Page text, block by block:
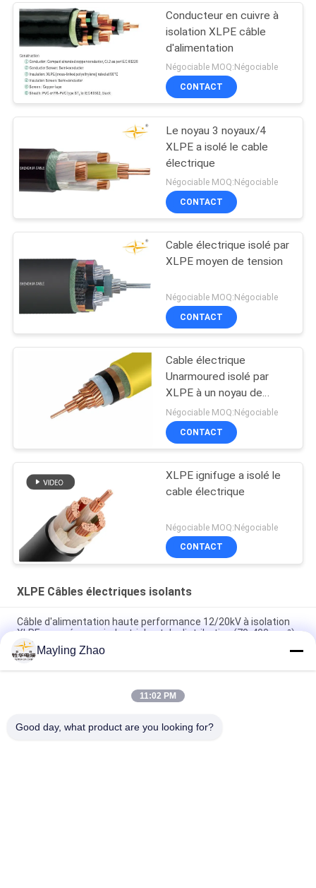
Conducteur en cuivre à
isolation XLPE câble
d'alimentation
Négociable MOQ:Négociable
CONTACT
Le noyau 3 noyaux/4
XLPE a isolé le cable
électrique
Négociable MOQ:Négociable
CONTACT
Cable électrique isolé par
XLPE moyen de tension
Négociable MOQ:Négociable
CONTACT
Cable électrique
Unarmoured isolé par
XLPE à un noyau de
tension de Middile de
cable électrique
Négociable MOQ:Négociable
CONTACT
XLPE ignifuge a isolé le
cable électrique
Négociable MOQ:Négociable
CONTACT
XLPE Câbles électriques isolants
Câble d'alimentation haute performance 12/20kV à isolation
XLPE pour réseaux industriels et de distribution (70-400mm²)
Shanghai Shenghua Cable XLPE Isolation PVC enveloppe câble
de conducteur de cuivre
Câble d'alimentation fiable isolé XLPE à 3 conducteurs 26/35
Mayling Zhao
11:02 PM
Good day, what product are you looking for?